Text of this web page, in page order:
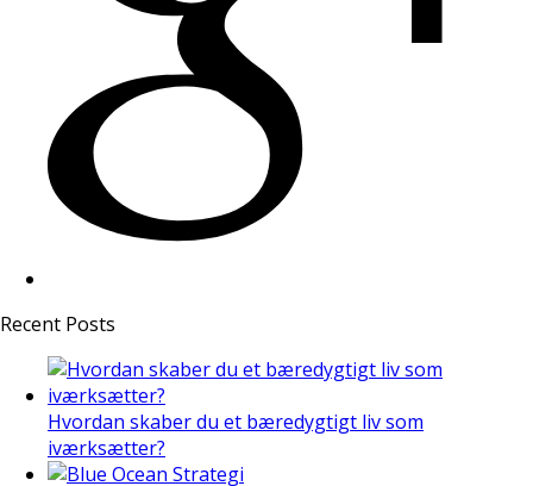
Recent Posts
Hvordan skaber du et bæredygtigt liv som
iværksætter?